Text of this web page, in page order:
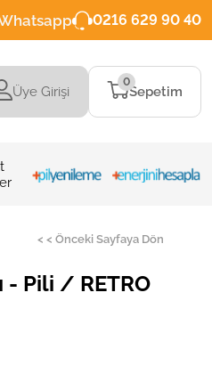
0216 629 90 40
Üye Girişi Sepetim
0
< < Önceki Sayfaya Dön
- Pili / RETRO